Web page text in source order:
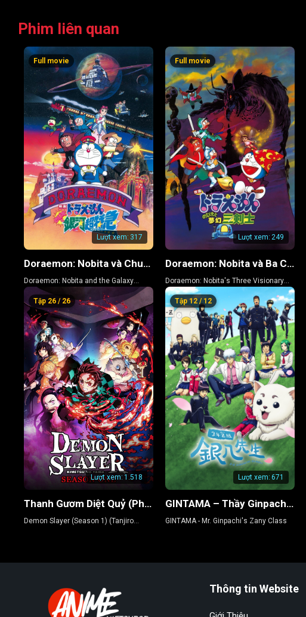
Phim liên quan
Lượt xem: 317
Full movie
Doraemon: Nobita và Chuyến Tàu Tốc Hành Ngân Hà
Doraemon: Nobita and the Galaxy
Super-express
Lượt xem: 249
Full movie
Doraemon: Nobita và Ba Chàng Hiệp Sĩ Mộng Mơ
Doraemon: Nobita's Three Visionary
Swordsmen
Lượt xem: 1.518
Tập 26 / 26
Thanh Gươm Diệt Quỷ (Phần 1) (Kamado Tanjiro Lập Chí)
Demon Slayer (Season 1) (Tanjiro
Lượt xem: 671
Tập 12 / 12
GINTAMA – Thầy Ginpachi Ở Lớp 3-Z
GINTAMA - Mr. Ginpachi's Zany Class
Thông tin Website